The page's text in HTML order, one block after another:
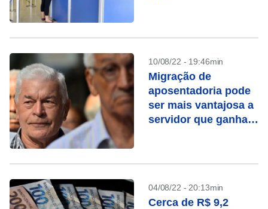
10/08/22 - 19:46min
Migração de
aposentadoria pode
ser mais vantajosa a
servidor que ganha
04/08/22 - 20:13min
Cerca de R$ 9,2